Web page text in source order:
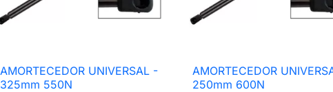
 Vista rápida
AMORTECEDOR UNIVERSAL -
325mm 550N
 Vista rápida
AMORTECEDOR
250mm 600N